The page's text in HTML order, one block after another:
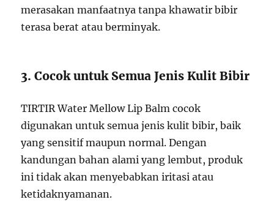
merasakan manfaatnya tanpa khawatir bibir
terasa berat atau berminyak.
3. Cocok untuk Semua Jenis Kulit Bibir
TIRTIR Water Mellow Lip Balm cocok
digunakan untuk semua jenis kulit bibir, baik
yang sensitif maupun normal. Dengan
kandungan bahan alami yang lembut, produk
ini tidak akan menyebabkan iritasi atau
ketidaknyamanan.